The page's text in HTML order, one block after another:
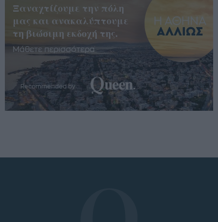
Ξαναχτίζουμε την πόλη
μας και ανακαλύπτουμε
τη βιώσιμη εκδοχή της.
Μάθετε περισσότερα
Recommended by